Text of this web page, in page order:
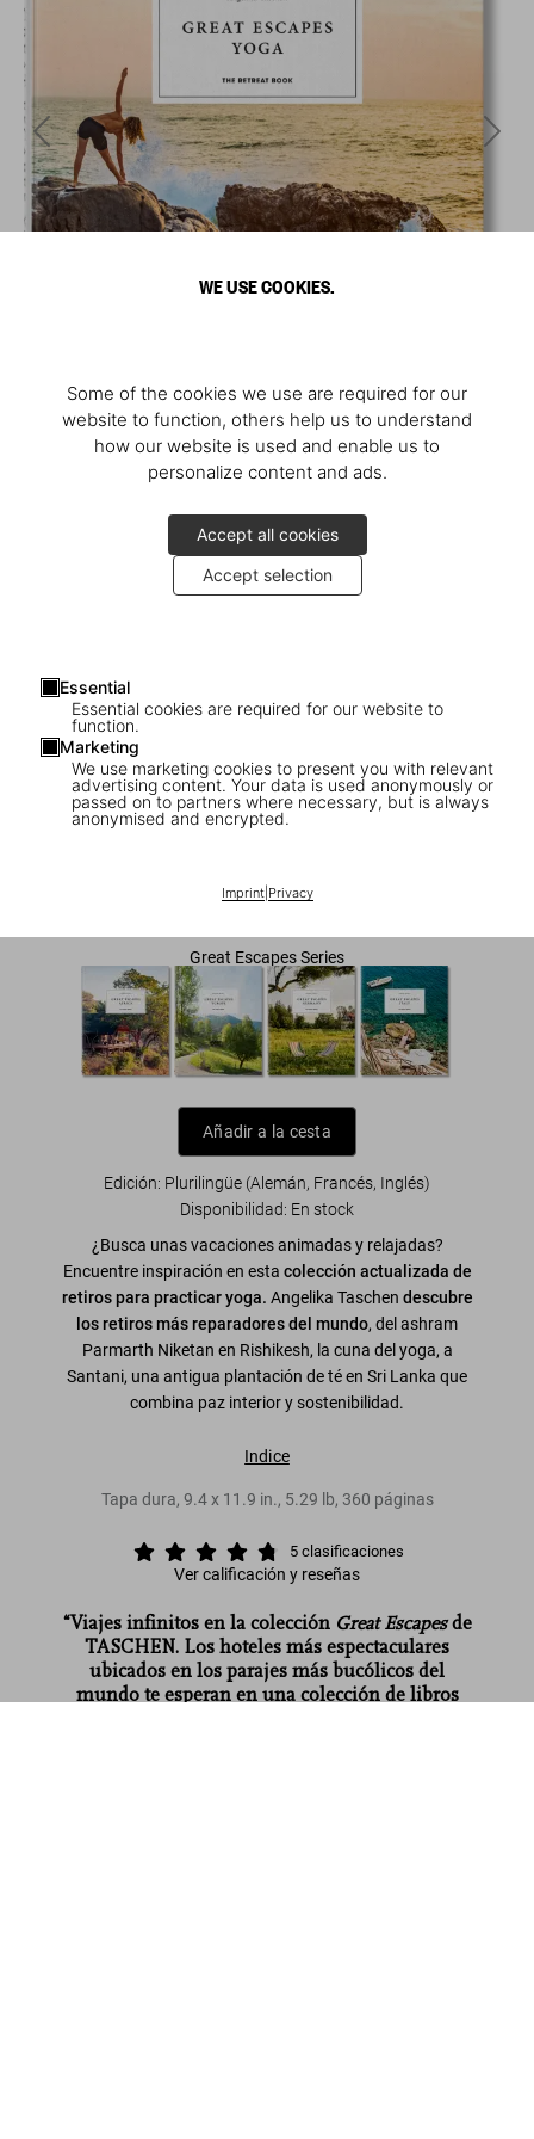
WE USE COOKIES.
Some of the cookies we use are required for our
website to function, others help us to understand
how our website is used and enable us to
personalize content and ads.
Accept all cookies
Accept selection
Essential
Essential cookies are required for our website to
function.
Marketing
We use marketing cookies to present you with relevant
advertising content. Your data is used anonymously or
passed on to partners where necessary, but is always
anonymised and encrypted.
Imprint| Privacy
1/ 10
US$ 60
Great Escapes Series
Añadir a la cesta
Edición: Plurilingüe (Alemán, Francés, Inglés)
Disponibilidad: En stock
¿Busca unas vacaciones animadas y relajadas?
Encuentre inspiración en esta colección actualizada de
retiros para practicar yoga. Angelika Taschen descubre
los retiros más reparadores del mundo, del ashram
Parmarth Niketan en Rishikesh, la cuna del yoga, a
Santani, una antigua plantación de té en Sri Lanka que
combina paz interior y sostenibilidad.
Indice
Tapa dura, 9.4x 11.9 in., 5.29 lb, 360 páginas
5 clasificaciones
Ver calificación y reseñas
“Viajes infinitos en la colección Great Escapesde
TASCHEN. Los hoteles más espectaculares
ubicados en los parajes más bucólicos del
mundo te esperan en una colección de libros